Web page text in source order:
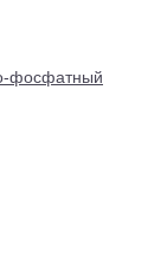
фосфатный